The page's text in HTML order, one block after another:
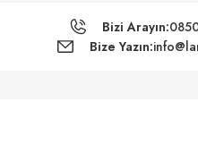
Bizi Arayın:
Bize Yazın: